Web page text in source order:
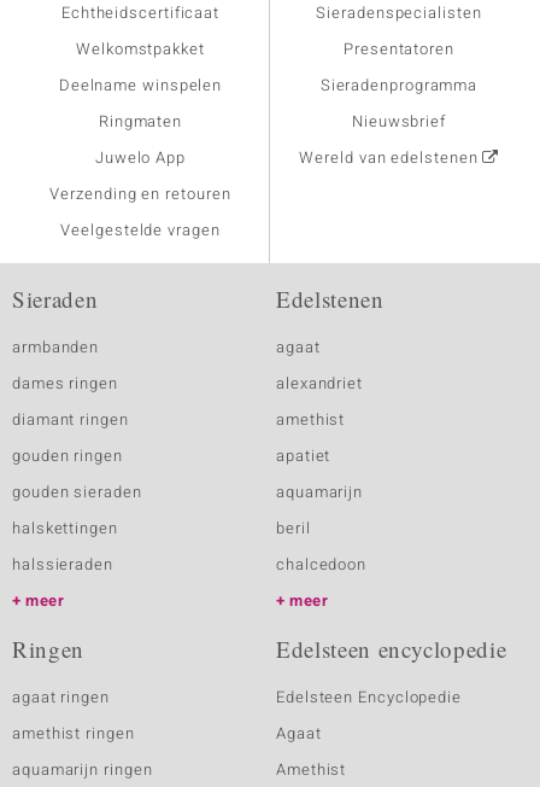
Echtheidscertificaat
Welkomstpakket
Deelname winspelen
Ringmaten
Juwelo App
Verzending en retouren
Veelgestelde vragen
Sieradenspecialisten
Presentatoren
Sieradenprogramma
Nieuwsbrief
Wereld van edelstenen
Sieraden
armbanden
dames ringen
diamant ringen
gouden ringen
gouden sieraden
halskettingen
halssieraden
meer
Edelstenen
agaat
alexandriet
amethist
apatiet
aquamarijn
beril
chalcedoon
meer
Ringen
agaat ringen
amethist ringen
aquamarijn ringen
Edelsteen encyclopedie
Edelsteen Encyclopedie
Agaat
Amethist